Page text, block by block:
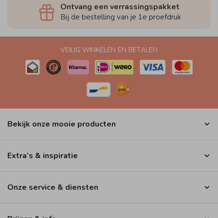
Ontvang een verrassingspakket
Bij de bestelling van je 1e proefdruk
VEILIG WINKELEN EN BETALEN
Bekijk onze mooie producten
Extra’s & inspiratie
Onze service & diensten